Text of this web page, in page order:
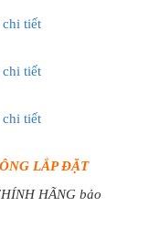
chi tiết
chi tiết
chi tiết
LẮP ĐẶT
HÃNG bảo